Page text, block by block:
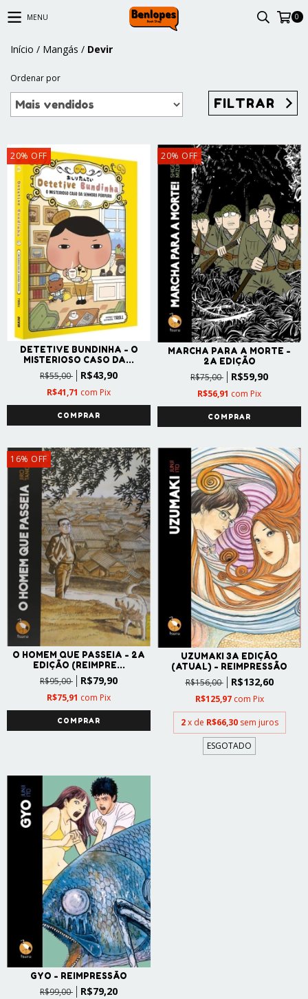
MENU 0
Início / Mangás / Devir
Ordenar por
FILTRAR
20% OFF
DETETIVE BUNDINHA - O
MISTERIOSO CASO DA...
R$55,00 R$43,90
R$41,71 com Pix
20% OFF
MARCHA PARA A MORTE -
2A EDIÇÃO
R$75,00 R$59,90
R$56,91 com Pix
16% OFF
O HOMEM QUE PASSEIA - 2A
EDIÇÃO (REIMPRE...
R$95,00 R$79,90
R$75,91 com Pix
UZUMAKI 3A EDIÇÃO
(ATUAL) - REIMPRESSÃO
R$156,00 R$132,60
R$125,97 com Pix
2 x de R$66,30 sem juros
ESGOTADO
GYO - REIMPRESSÃO
R$99,00 R$79,20